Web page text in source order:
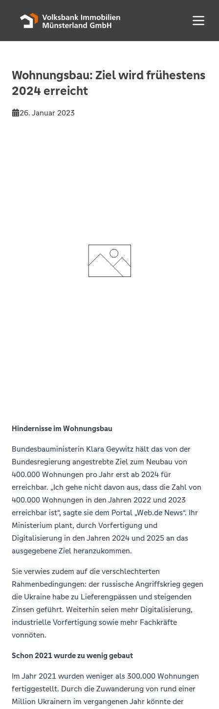
Menü
Wohnungsbau: Ziel wird frühestens
2024 erreicht
26. Januar 2023
Hindernisse im Wohnungsbau
Bundesbauministerin Klara Geywitz hält das von der
Bundesregierung angestrebte Ziel zum Neubau von
400.000 Wohnungen pro Jahr erst ab 2024 für
erreichbar. „Ich gehe nicht davon aus, dass die Zahl von
400.000 Wohnungen in den Jahren 2022 und 2023
erreichbar ist“, sagte sie dem Portal „Web.de News“. Ihr
Ministerium plant, durch Vorfertigung und
Digitalisierung in den Jahren 2024 und 2025 an das
ausgegebene Ziel heranzukommen.
Sie verwies zudem auf die verschlechterten
Rahmenbedingungen: der russische Angriffskrieg gegen
die Ukraine habe zu Lieferengpässen und steigenden
Zinsen geführt. Weiterhin seien mehr Digitalisierung,
industrielle Vorfertigung sowie mehr Fachkräfte
vonnöten.
Schon 2021 wurde zu wenig gebaut
Im Jahr 2021 wurden weniger als 300.000 Wohnungen
fertiggestellt. Durch die Zuwanderung von rund einer
Million Ukrainern im vergangenen Jahr könnte der